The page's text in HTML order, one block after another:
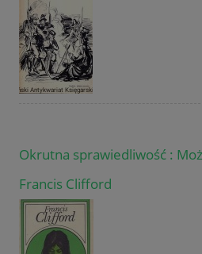
Okrutna sprawiedliwość :
Francis Clifford